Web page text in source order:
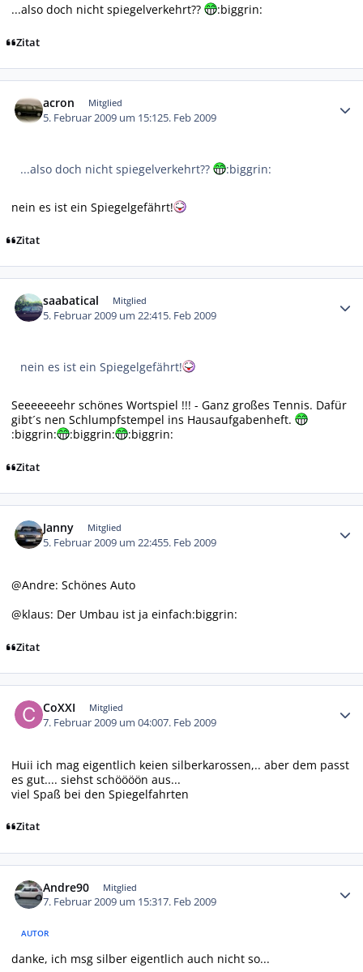
...also doch nicht spiegelverkehrt?? :biggrin:
Zitat
acron Mitglied
5. Februar 2009 um 15:125. Feb 2009
...also doch nicht spiegelverkehrt?? :biggrin:
nein es ist ein Spiegelgefährt!
Zitat
saabatical Mitglied
5. Februar 2009 um 22:415. Feb 2009
nein es ist ein Spiegelgefährt!
Seeeeeeehr schönes Wortspiel !!! - Ganz großes Tennis. Dafür
gibt´s nen Schlumpfstempel ins Hausaufgabenheft.
:biggrin:
:biggrin: :biggrin:
Zitat
Janny Mitglied
5. Februar 2009 um 22:455. Feb 2009
@Andre: Schönes Auto
@klaus: Der Umbau ist ja einfach:biggrin:
Zitat
CoXXI Mitglied
7. Februar 2009 um 04:007. Feb 2009
Huii ich mag eigentlich keien silberkarossen,.. aber dem passt
es gut.... siehst schöööön aus...
viel Spaß bei den Spiegelfahrten
Zitat
Andre90 Mitglied
7. Februar 2009 um 15:317. Feb 2009
AUTOR
danke, ich msg silber eigentlich auch nicht so...